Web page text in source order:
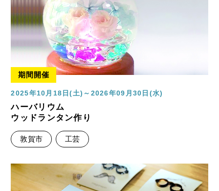
期間開催
2025年10月18日(土)～2026年09月30日(水)
ハーバリウム
ウッドランタン作り
敦賀市 工芸